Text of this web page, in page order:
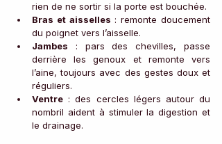
rien de ne sortir si la porte est bouchée.
Bras et aisselles : remonte doucement
du poignet vers l’aisselle.
Jambes : pars des chevilles, passe
derrière les genoux et remonte vers
l’aine, toujours avec des gestes doux et
réguliers.
Ventre : des cercles légers autour du
nombril aident à stimuler la digestion et
le drainage.